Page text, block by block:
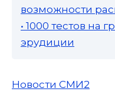
возможности
• 1000 тестов на
эрудиции
Новости СМИ2